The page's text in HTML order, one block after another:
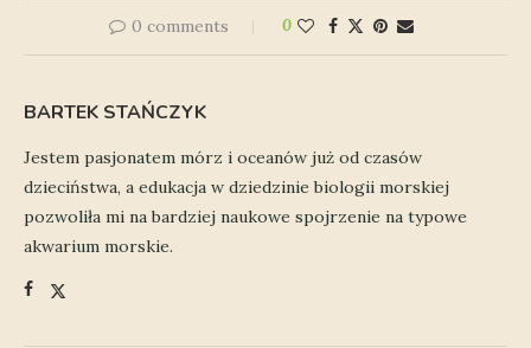
0 comments 0
BARTEK STAŃCZYK
Jestem pasjonatem mórz i oceanów już od czasów
dzieciństwa, a edukacja w dziedzinie biologii morskiej
pozwoliła mi na bardziej naukowe spojrzenie na typowe
akwarium morskie.